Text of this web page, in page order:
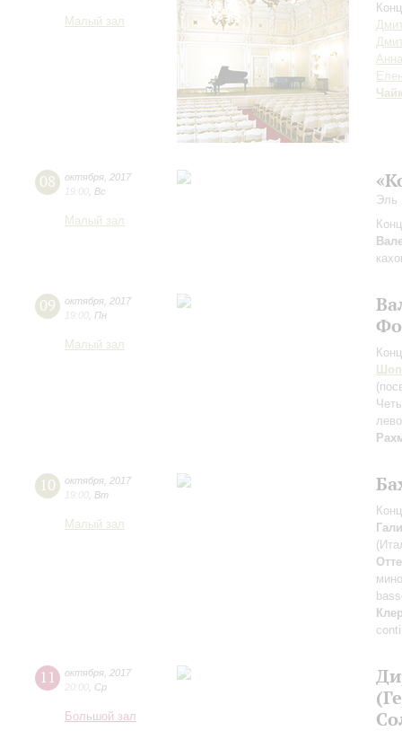
Малый зал
08 октября 2017
19:00 Вс
Малый зал
Эль
09 октября 2017
19:00 Пн
Малый зал
10 октября 2017
19:00 Вт
Малый зал
11 октября 2017
20:00 Ср
Большой зал